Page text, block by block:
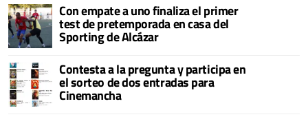
Con empate a uno finaliza el primer
test de pretemporada en casa del
Sporting de Alcázar
Contesta a la pregunta y participa en
el sorteo de dos entradas para
Cinemancha